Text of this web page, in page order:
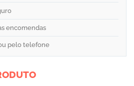
encomendas
pelo telefone